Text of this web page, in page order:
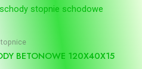
BETONOWE 120X40X15